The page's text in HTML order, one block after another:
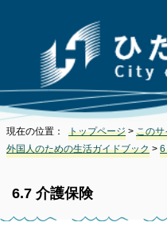
現在の位置： トップページ > このサ
外国人のための生活ガイドブック > 6
6.7 介護保険